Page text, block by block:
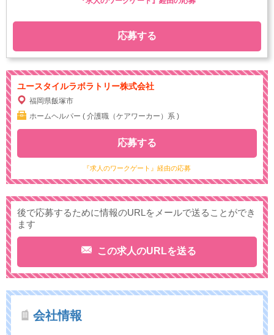
応募する
ユースタイルラボラトリー株式会社
福岡県飯塚市
ホームヘルパー ( 介護職（ケアワーカー）系 )
『求人のワークゲート』経由の応募
応募する
後で応募するために情報のURLをメールで送ることができ
ます
この求人のURLを送る
会社情報